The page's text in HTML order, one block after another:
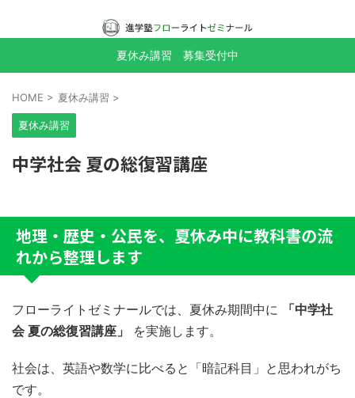
夏休み講習 募集受付中
HOME > 夏休み講習 >
夏休み講習
中学社会 夏の総復習講座
地理・歴史・公民を、夏休み中に教科書の流
れから整理します
フローライトゼミナールでは、夏休み期間中に
「中学社
会 夏の総復習講座」
を実施します。
社会は、英語や数学に比べると「暗記科目」と思われがち
です。